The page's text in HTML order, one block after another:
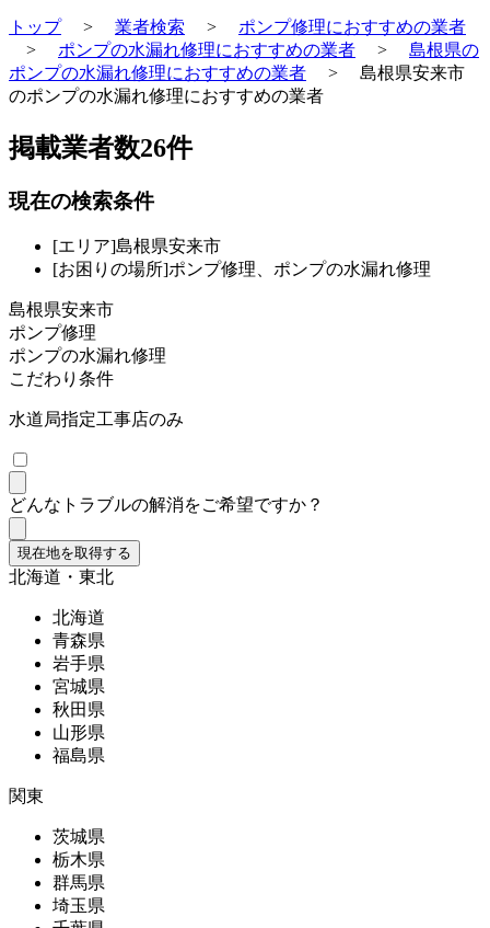
トップ> 業者検索 > ポンプ修理におすすめの業者
> ポンプの水漏れ修理におすすめの業者 > 島根県の
ポンプの水漏れ修理におすすめの業者 > 島根県安来市
のポンプの水漏れ修理におすすめの業者
掲載業者数26件
現在の検索条件
[エリア]島根県安来市
[お困りの場所]ポンプ修理、ポンプの水漏れ修理
島根県安来市
ポンプ修理
ポンプの水漏れ修理
こだわり条件
水道局指定工事店のみ
どんなトラブルの解消をご希望ですか？
現在地を取得する
北海道・東北
北海道
青森県
岩手県
宮城県
秋田県
山形県
福島県
関東
茨城県
栃木県
群馬県
埼玉県